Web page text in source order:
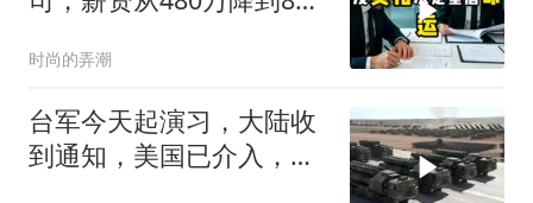
时尚的弄潮
台军今天起演习，大陆收
到通知，美国已介入，日